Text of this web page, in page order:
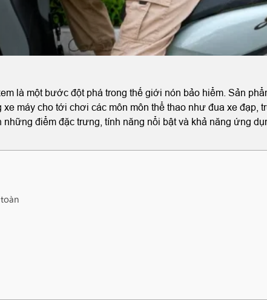
là một bước đột phá trong thế giới nón bảo hiểm. Sản
máy cho tới chơi các môn môn thể thao như đua xe
điểm đặc trưng, tính năng nổi bật và khả năng ứng